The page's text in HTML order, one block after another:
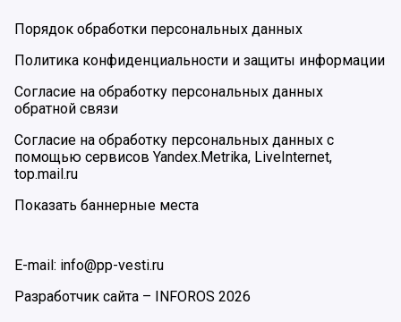
Порядок обработки персональных данных
Политика конфиденциальности и защиты информации
Согласие на обработку персональных данных
обратной связи
Согласие на обработку персональных данных с
помощью сервисов Yandex.Metrika, LiveInternet,
top.mail.ru
Показать баннерные места
E-mail: info@pp-vesti.ru
Разработчик сайта –
INFOROS 2026